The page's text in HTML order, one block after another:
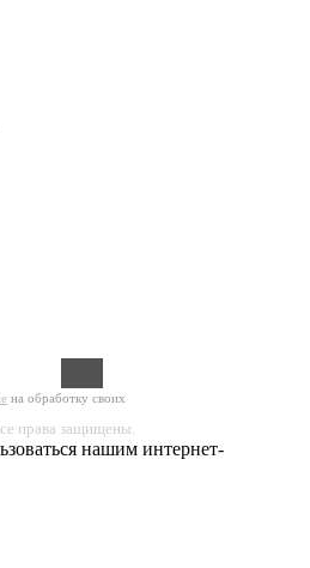
на обработку своих
права защищены.
нашим интернет-